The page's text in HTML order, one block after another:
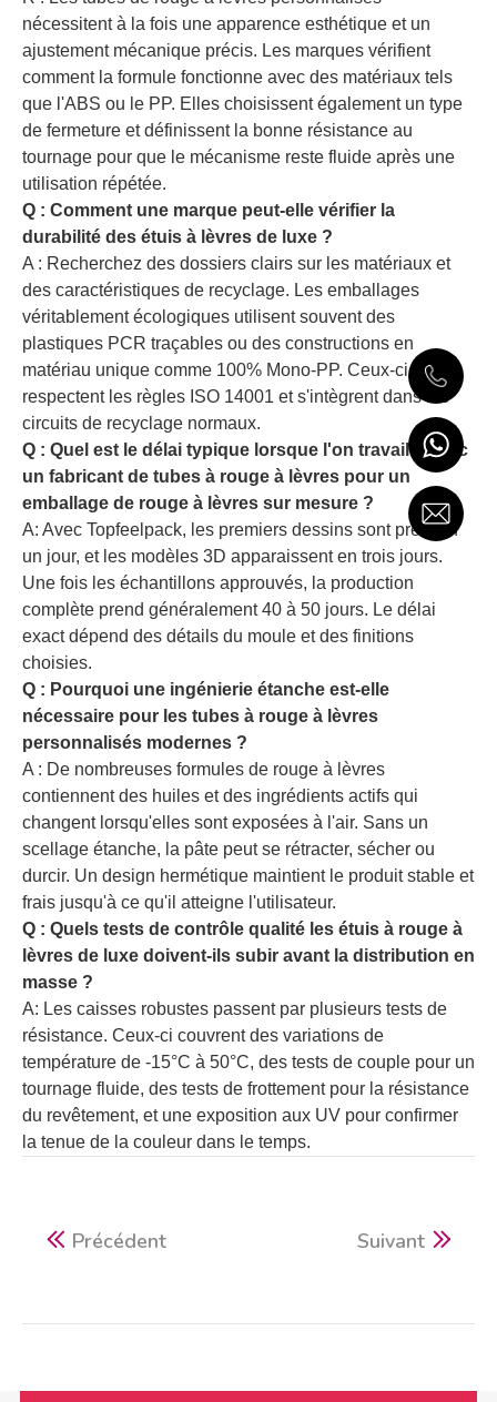
nécessitent à la fois une apparence esthétique et un
ajustement mécanique précis. Les marques vérifient
comment la formule fonctionne avec des matériaux tels
que l'ABS ou le PP. Elles choisissent également un type
de fermeture et définissent la bonne résistance au
tournage pour que le mécanisme reste fluide après une
utilisation répétée.
Q : Comment une marque peut-elle vérifier la
durabilité des étuis à lèvres de luxe ?
A : Recherchez des dossiers clairs sur les matériaux et
des caractéristiques de recyclage. Les emballages
véritablement écologiques utilisent souvent des
plastiques PCR traçables ou des constructions en
matériau unique comme 100% Mono-PP. Ceux-ci
respectent les règles ISO 14001 et s'intègrent dans les
circuits de recyclage normaux.
Q : Quel est le délai typique lorsque l'on travaille avec
un fabricant de tubes à rouge à lèvres pour un
emballage de rouge à lèvres sur mesure ?
A: Avec Topfeelpack, les premiers dessins sont prêts en
un jour, et les modèles 3D apparaissent en trois jours.
Une fois les échantillons approuvés, la production
complète prend généralement 40 à 50 jours. Le délai
exact dépend des détails du moule et des finitions
choisies.
Q : Pourquoi une ingénierie étanche est-elle
nécessaire pour les tubes à rouge à lèvres
personnalisés modernes ?
A : De nombreuses formules de rouge à lèvres
contiennent des huiles et des ingrédients actifs qui
changent lorsqu'elles sont exposées à l'air. Sans un
scellage étanche, la pâte peut se rétracter, sécher ou
durcir. Un design hermétique maintient le produit stable et
frais jusqu'à ce qu'il atteigne l'utilisateur.
Q : Quels tests de contrôle qualité les étuis à rouge à
lèvres de luxe doivent-ils subir avant la distribution en
masse ?
A: Les caisses robustes passent par plusieurs tests de
résistance. Ceux-ci couvrent des variations de
température de -15°C à 50°C, des tests de couple pour un
tournage fluide, des tests de frottement pour la résistance
du revêtement, et une exposition aux UV pour confirmer
la tenue de la couleur dans le temps.
Précédent Suivant